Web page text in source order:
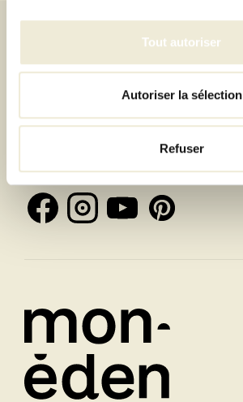
Tout autoriser
Autoriser la sélection
Refuser
Suivez-nous